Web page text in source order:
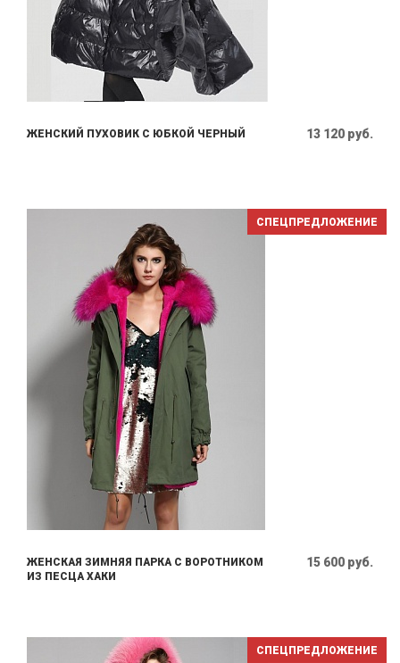
ЖЕНСКИЙ ПУХОВИК С ЮБКОЙ ЧЕРНЫЙ 13 120 руб.
СПЕЦПРЕДЛОЖЕНИЕ
ЖЕНСКАЯ ЗИМНЯЯ ПАРКА С ВОРОТНИКОМ
ИЗ ПЕСЦА ХАКИ
15 600 руб.
СПЕЦПРЕДЛОЖЕНИЕ